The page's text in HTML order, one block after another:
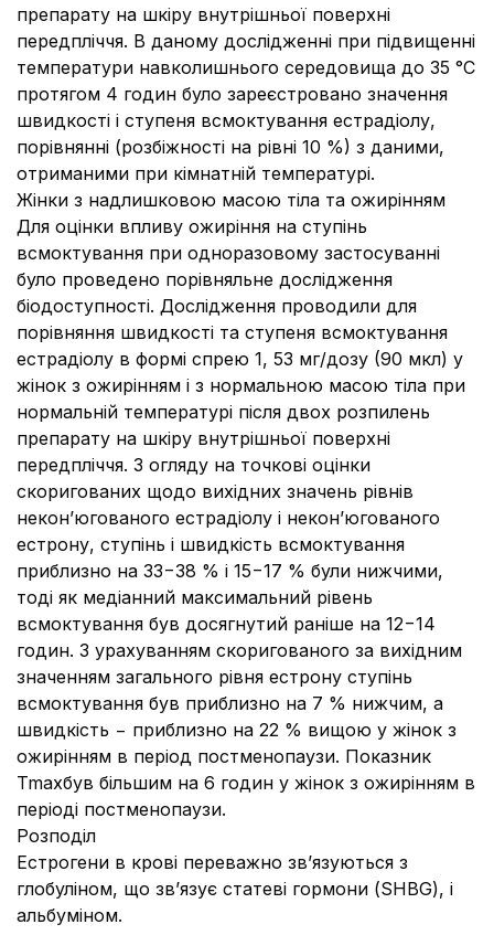
препарату на шкіру внутрішньої поверхні
передпліччя. В даному дослідженні при підвищенні
температури навколишнього середовища до 35 °C
протягом 4 годин було зареєстровано значення
швидкості і ступеня всмоктування естрадіолу,
порівнянні (розбіжності на рівні 10 %) з даними,
отриманими при кімнатній температурі.
Жінки з надлишковою масою тіла та ожирінням
Для оцінки впливу ожиріння на ступінь
всмоктування при одноразовому застосуванні
було проведено порівняльне дослідження
біодоступності. Дослідження проводили для
порівняння швидкості та ступеня всмоктування
естрадіолу в формі спрею 1, 53 мг/дозу (90 мкл) у
жінок з ожирінням і з нормальною масою тіла при
нормальній температурі після двох розпилень
препарату на шкіру внутрішньої поверхні
передпліччя. З огляду на точкові оцінки
скоригованих щодо вихідних значень рівнів
некон’югованого естрадіолу і некон’югованого
естрону, ступінь і швидкість всмоктування
приблизно на 33−38 % і 15−17 % були нижчими,
тоді як медіанний максимальний рівень
всмоктування був досягнутий раніше на 12−14
годин. З урахуванням скоригованого за вихідним
значенням загального рівня естрону ступінь
всмоктування був приблизно на 7 % нижчим, а
швидкість − приблизно на 22 % вищою у жінок з
ожирінням в період постменопаузи. Показник
Tmaxбув більшим на 6 годин у жінок з ожирінням в
періоді постменопаузи.
Розподіл
Естрогени в крові переважно зв’язуються з
глобуліном, що зв’язує статеві гормони (SHBG), і
альбуміном.